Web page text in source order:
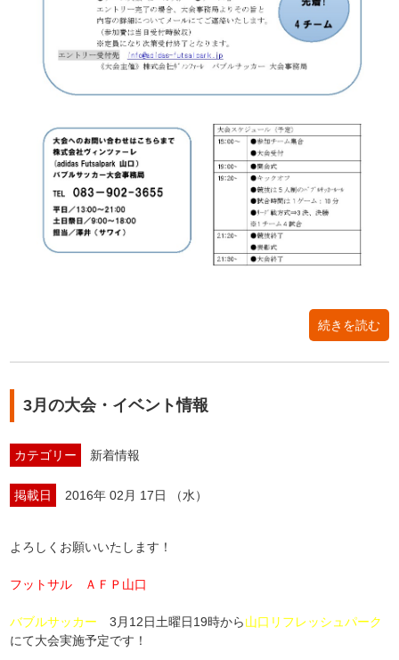
続きを読む
3月の大会・イベント情報
カテゴリー 新着情報
掲載日 2016年 02月 17日 （水）
よろしくお願いいたします！
フットサル ＡＦＰ山口
バブルサッカー は3月12日土曜日19時から山口リフレッシュパーク
にて大会実施予定です！